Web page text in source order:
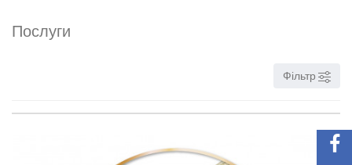
Послуги
Фільтр